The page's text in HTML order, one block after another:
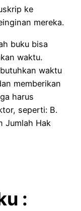
ke
mereka.
buku bisa
waktu.
waktu
memberikan
harus
seperti: B.
Jumlah Hak
: